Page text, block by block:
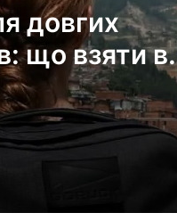
довгих
що взяти в